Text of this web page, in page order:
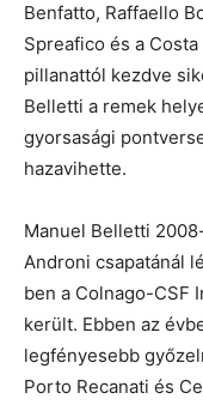
Benfatto, Raffaello
Spreafico és a
pillanattól kezdve
Belletti a remek
gyorsasági
hazavihette.
Manuel Belletti
Androni csapatánál
ben a Colnago-CSF
került. Ebben az
legfényesebb
Porto Recanati és